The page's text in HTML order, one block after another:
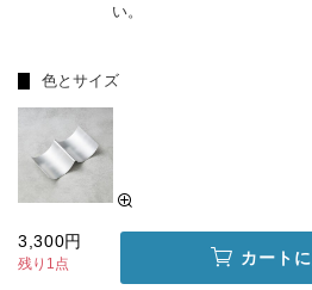
い。
色とサイズ
3,300円
残り1点 カート